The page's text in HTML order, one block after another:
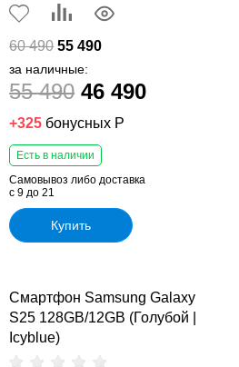
60 490 55 490
за наличные:
55 490 46 490
+325 бонусных Р
Есть в наличии
Самовывоз либо доставка
с 9 до 21
Купить
Смартфон Samsung Galaxy
S25 128GB/12GB (Голубой |
Icyblue)